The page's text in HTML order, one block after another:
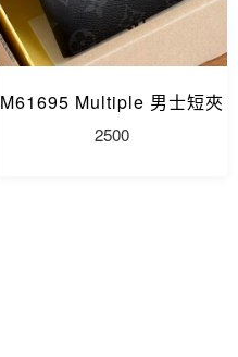
M61695 Multiple 男士短夾
2500